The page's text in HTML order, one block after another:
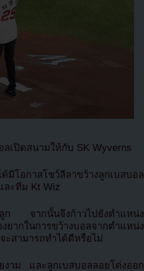
เปิดสนามให้กับ SK Wyverns
โอกาสโชว์ลีลาขว้างลูกเบสบอล
ละทีม Kt Wiz
ลูก จากนั้นจึงก้าวไปยังตำแหน่ง
ากในการขว้างบอลจากตำแหน่ง
สามารถทำได้ดีหรือไม่
งาม และลูกเบสบอลลอยโด่งออก